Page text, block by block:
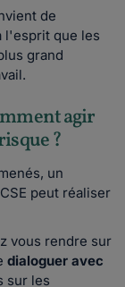
de
l'esprit que les
grand
agir
?
un
peut réaliser
vous rendre sur
dialoguer avec
sur les